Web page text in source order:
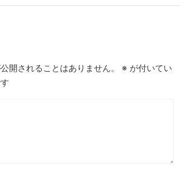
開されることはありません。 ※ が付いてい